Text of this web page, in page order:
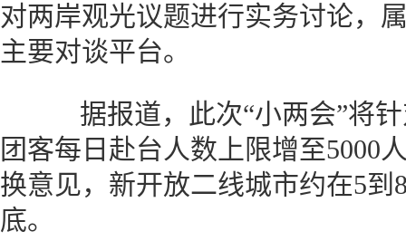
对两岸观光议题进行实务讨论，
主要对谈平台。
据报道，此次“小两会”将针
团客每日赴台人数上限增至5000
换意见，新开放二线城市约在5
底。